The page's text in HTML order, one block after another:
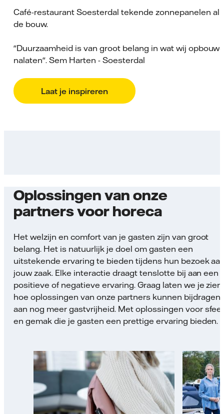
Café-restaurant Soesterdal tekende zonnepanelen al
de bouw.
"Duurzaamheid is van groot belang in wat wij
nalaten". Sem Harten - Soesterdal
Laat je inspireren
Oplossingen van onze
partners voor horeca
Het welzijn en comfort van je gasten zijn van groot
belang. Het is natuurlijk je doel om gasten een
uitstekende ervaring te bieden tijdens hun bezoek
jouw zaak. Elke interactie draagt tenslotte bij aan een
positieve of negatieve ervaring. Graag laten we je zien
hoe oplossingen van onze partners kunnen bijdragen
aan nog meer gastvrijheid. Met oplossingen voor
en gemak die je gasten een prettige ervaring bieden.